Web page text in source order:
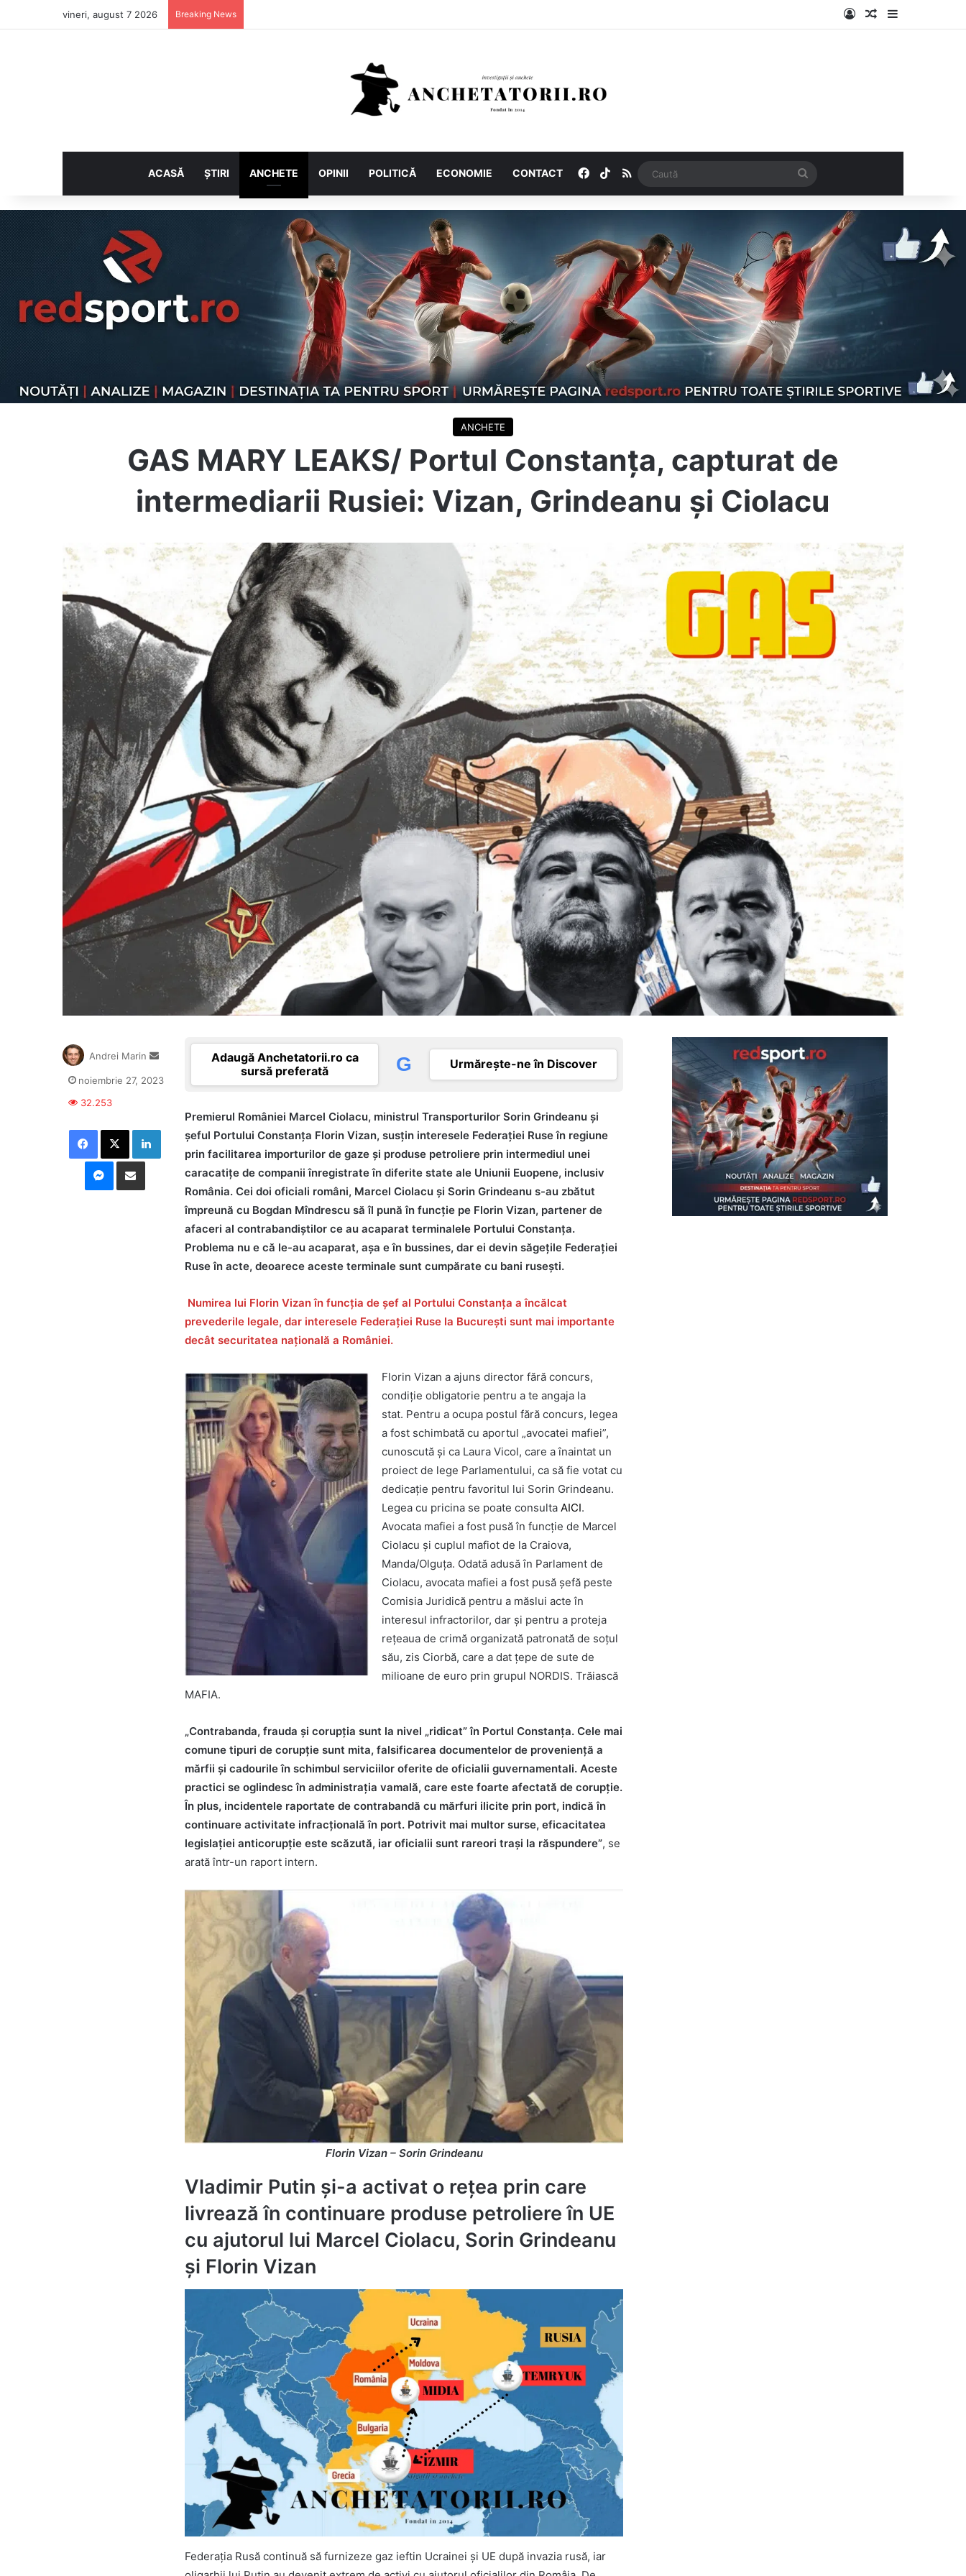
vineri, august 7 2026 Breaking News Log InArticol aleatoriu
Sidebar
ACASĂ ȘTIRI ANCHETE OPINII POLITICĂ ECONOMIE CONTACT Facebook
TikTokRSS
ANCHETE
GAS MARY LEAKS/ Portul Constanța, capturat de
intermediarii Rusiei: Vizan, Grindeanu și Ciolacu
Adaugă Anchetatorii.ro ca
sursă preferată
G Urmărește-ne în Discover
Premierul României Marcel Ciolacu, ministrul Transporturilor Sorin Grindeanu și
șeful Portului Constanța Florin Vizan, susțin interesele Federației Ruse în regiune
prin facilitarea importurilor de gaze și produse petroliere prin intermediul unei
caracatițe de companii înregistrate în diferite state ale Uniunii Euopene, inclusiv
România. Cei doi oficiali români, Marcel Ciolacu și Sorin Grindeanu s-au zbătut
împreună cu Bogdan Mîndrescu să îl pună în funcție pe Florin Vizan, partener de
afaceri al contrabandiștilor ce au acaparat terminalele Portului Constanța.
Problema nu e că le-au acaparat, așa e în bussines, dar ei devin săgețile Federației
Ruse în acte, deoarece aceste terminale sunt cumpărate cu bani rusești.
Numirea lui Florin Vizan în funcția de șef al Portului Constanța a încălcat
prevederile legale, dar interesele Federației Ruse la București sunt mai importante
decât securitatea națională a României.
Florin Vizan a ajuns director fără concurs,
condiţie obligatorie pentru a te angaja la
stat. Pentru a ocupa postul fără concurs, legea
a fost schimbată cu aportul „avocatei mafiei”,
cunoscută și ca Laura Vicol, care a înaintat un
proiect de lege Parlamentului, ca să fie votat cu
dedicație pentru favoritul lui Sorin Grindeanu.
Legea cu pricina se poate consulta AICI.
Avocata mafiei a fost pusă în funcție de Marcel
Ciolacu și cuplul mafiot de la Craiova,
Manda/Olguța. Odată adusă în Parlament de
Ciolacu, avocata mafiei a fost pusă șefă peste
Comisia Juridică pentru a măslui acte în
interesul infractorilor, dar și pentru a proteja
rețeaua de crimă organizată patronată de soțul
său, zis Ciorbă, care a dat țepe de sute de
milioane de euro prin grupul NORDIS. Trăiască
MAFIA.
„Contrabanda, frauda şi corupţia sunt la nivel „ridicat” în Portul Constanța. Cele mai
comune tipuri de corupție sunt mita, falsificarea documentelor de proveniență a
mărfii și cadourile în schimbul serviciilor oferite de oficialii guvernamentali. Aceste
practici se oglindesc în administrația vamală, care este foarte afectată de corupție.
În plus, incidentele raportate de contrabandă cu mărfuri ilicite prin port, indică în
continuare activitate infracțională în port. Potrivit mai multor surse, eficacitatea
legislației anticorupție este scăzută, iar oficialii sunt rareori trași la răspundere”, se
arată într-un raport intern.
Florin Vizan – Sorin Grindeanu
Vladimir Putin și-a activat o rețea prin care
livrează în continuare produse petroliere în UE
cu ajutorul lui Marcel Ciolacu, Sorin Grindeanu
și Florin Vizan
Federația Rusă continuă să furnizeze gaz ieftin Ucrainei și UE după invazia rusă, iar
Andrei Marin
Send
email
noiembrie 27, 2023
32.253
Facebook
X LinkedIn
Messenger
Distribuie prin mail